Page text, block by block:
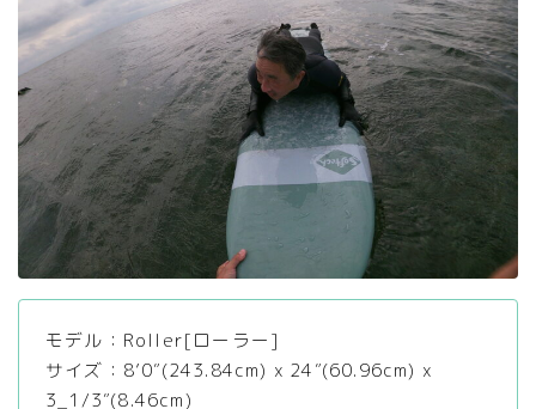
モデル：Roller[ローラー]
サイズ：8’0″(243.84cm) x 24″(60.96cm) x
3_1/3″(8.46cm)